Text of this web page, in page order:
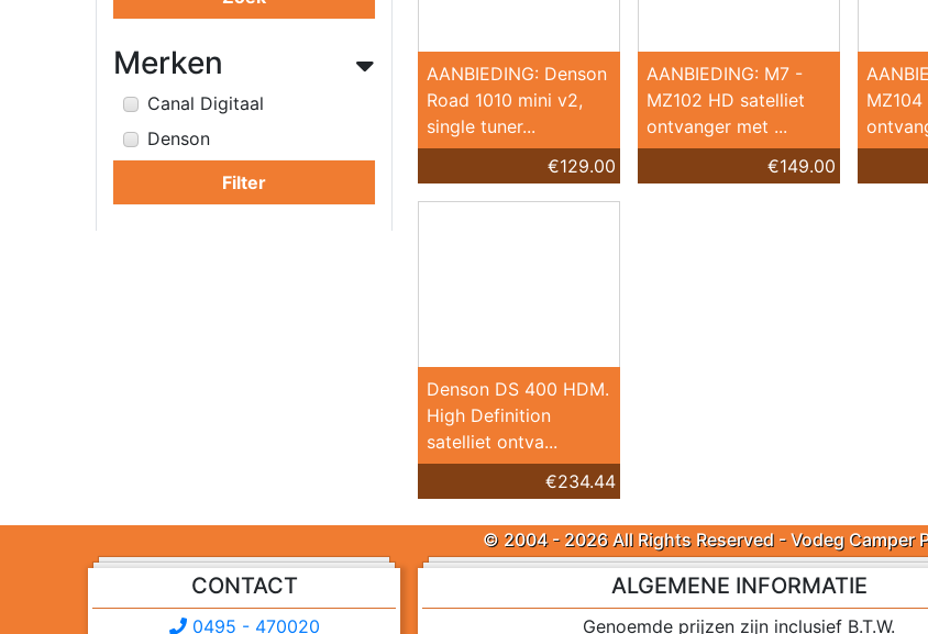
Merken
Canal Digitaal
Denson
Filter
AANBIEDING: Denson
Road 1010 mini v2,
single tuner...
€129.00
AANBIEDING: M7 -
MZ102 HD satelliet
ontvanger met ...
€149.00
Denson DS 400 HDM.
High Definition
satelliet ontva...
€234.44
© 2004 - 2026 All Rights Reserved - Vodeg Camper
CONTACT
0495 - 470020
ALGEMENE INFORMATIE
Genoemde prijzen zijn inclusief B.T.W.